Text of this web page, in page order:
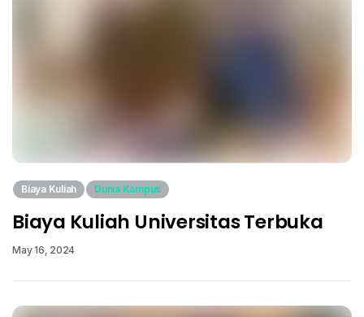
Biaya Kuliah Dunia Kampus
Biaya Kuliah Universitas Terbuka
May 16, 2024